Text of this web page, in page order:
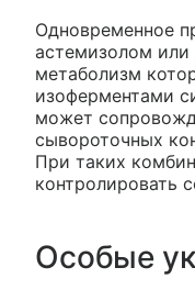
Одновременное
астемизолом или
метаболизм
изоферментами
может
сывороточных
При таких
контролировать
Особые